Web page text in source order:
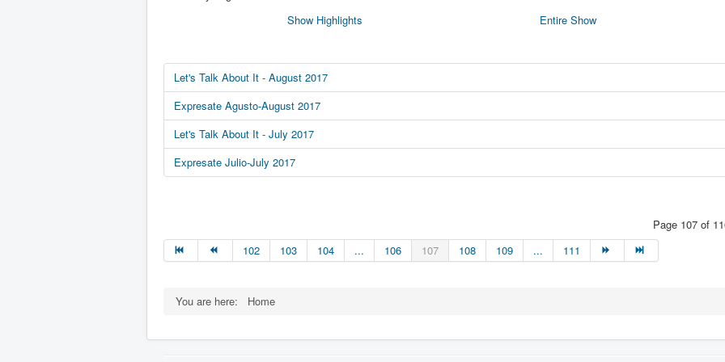
Show Highlights
Entire Show
Let's Talk About It - August 2017
Expresate Agusto-August 2017
Let's Talk About It - July 2017
Expresate Julio-July 2017
Page 107 of
102
103 104 ... 106 107 108 109 ... 111
You are here: Home